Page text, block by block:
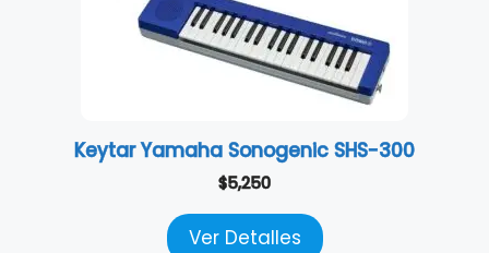
Keytar Yamaha Sonogenic SHS-300
$5,250
Ver Detalles